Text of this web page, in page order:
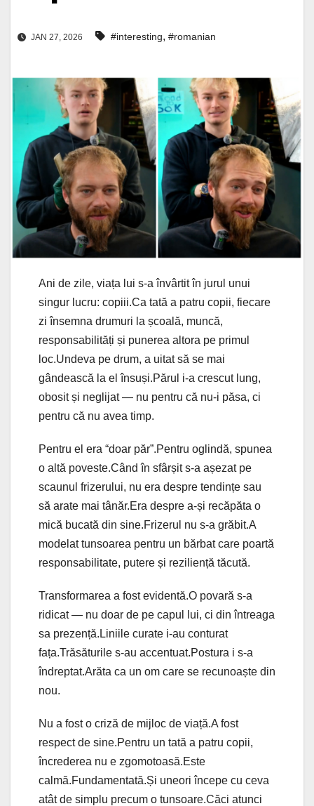
JAN 27, 2026 #interesting, #romanian
Ani de zile, viața lui s-a învârtit în jurul unui
singur lucru: copiii.Ca tată a patru copii, fiecare
zi însemna drumuri la școală, muncă,
responsabilități și punerea altora pe primul
loc.Undeva pe drum, a uitat să se mai
gândească la el însuși.Părul i-a crescut lung,
obosit și neglijat — nu pentru că nu-i păsa, ci
pentru că nu avea timp.
Pentru el era “doar păr”.Pentru oglindă, spunea
o altă poveste.Când în sfârșit s-a așezat pe
scaunul frizerului, nu era despre tendințe sau
să arate mai tânăr.Era despre a-și recăpăta o
mică bucată din sine.Frizerul nu s-a grăbit.A
modelat tunsoarea pentru un bărbat care poartă
responsabilitate, putere și reziliență tăcută.
Transformarea a fost evidentă.O povară s-a
ridicat — nu doar de pe capul lui, ci din întreaga
sa prezență.Liniile curate i-au conturat
fața.Trăsăturile s-au accentuat.Postura i s-a
îndreptat.Arăta ca un om care se recunoaște din
nou.
Nu a fost o criză de mijloc de viață.A fost
respect de sine.Pentru un tată a patru copii,
încrederea nu e zgomotoasă.Este
calmă.Fundamentată.Și uneori începe cu ceva
atât de simplu precum o tunsoare.Căci atunci